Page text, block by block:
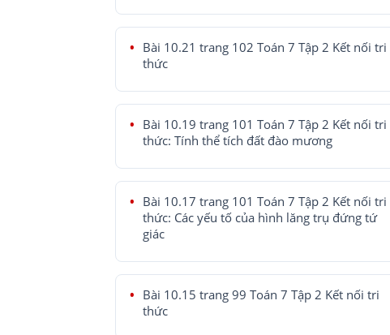
Bài 10.21 trang 102 Toán 7 Tập 2 Kết nối tri
thức
Bài 10.19 trang 101 Toán 7 Tập 2 Kết nối tri
thức: Tính thể tích đất đào mương
Bài 10.17 trang 101 Toán 7 Tập 2 Kết nối tri
thức: Các yếu tố của hình lăng trụ đứng tứ
giác
Bài 10.15 trang 99 Toán 7 Tập 2 Kết nối tri
thức